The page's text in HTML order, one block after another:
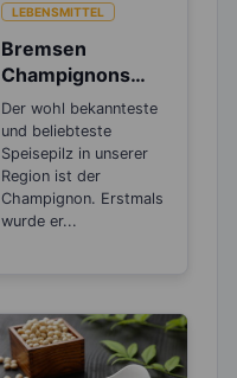
LEBENSMITTEL
Bremsen
Champignons
den
Alterungsprozes
s aus?
Der wohl bekannteste
und beliebteste
Speisepilz in unserer
Region ist der
Champignon. Erstmals
wurde er...